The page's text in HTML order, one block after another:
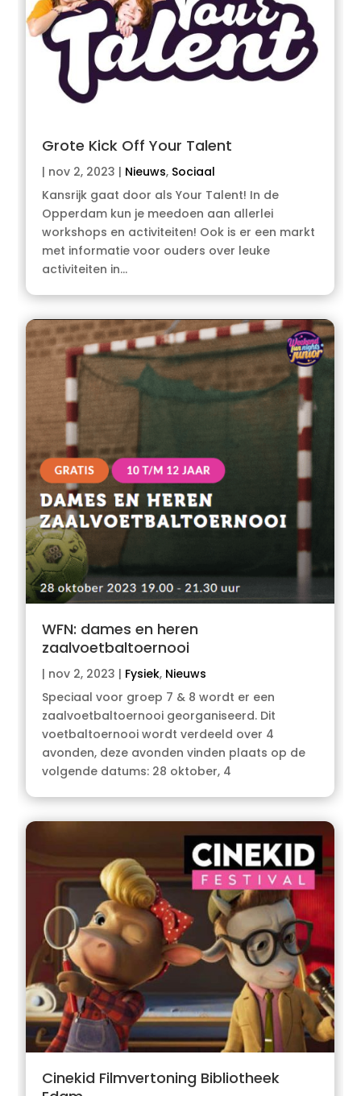
Grote Kick Off Your Talent
| nov 2, 2023 | Nieuws, Sociaal
Kansrijk gaat door als Your Talent! In de
Opperdam kun je meedoen aan allerlei
workshops en activiteiten! Ook is er een markt
met informatie voor ouders over leuke
activiteiten in…
WFN: dames en heren
zaalvoetbaltoernooi
| nov 2, 2023 | Fysiek, Nieuws
Speciaal voor groep 7 & 8 wordt er een
zaalvoetbaltoernooi georganiseerd. Dit
voetbaltoernooi wordt verdeeld over 4
avonden, deze avonden vinden plaats op de
volgende datums: 28 oktober, 4
Cinekid Filmvertoning Bibliotheek